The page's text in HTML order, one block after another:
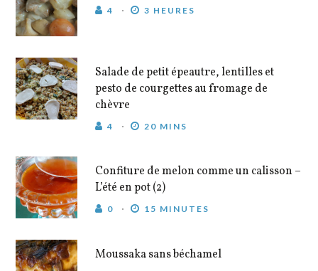
4 3 HEURES
Salade de petit épeautre, lentilles et
pesto de courgettes au fromage de
chèvre
4 20 MINS
Confiture de melon comme un calisson –
L’été en pot (2)
0 15 MINUTES
Moussaka sans béchamel